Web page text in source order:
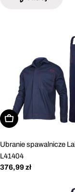
Wybierz opcje
Ubranie spawalnicze
L41404
Cena
376,99 zł